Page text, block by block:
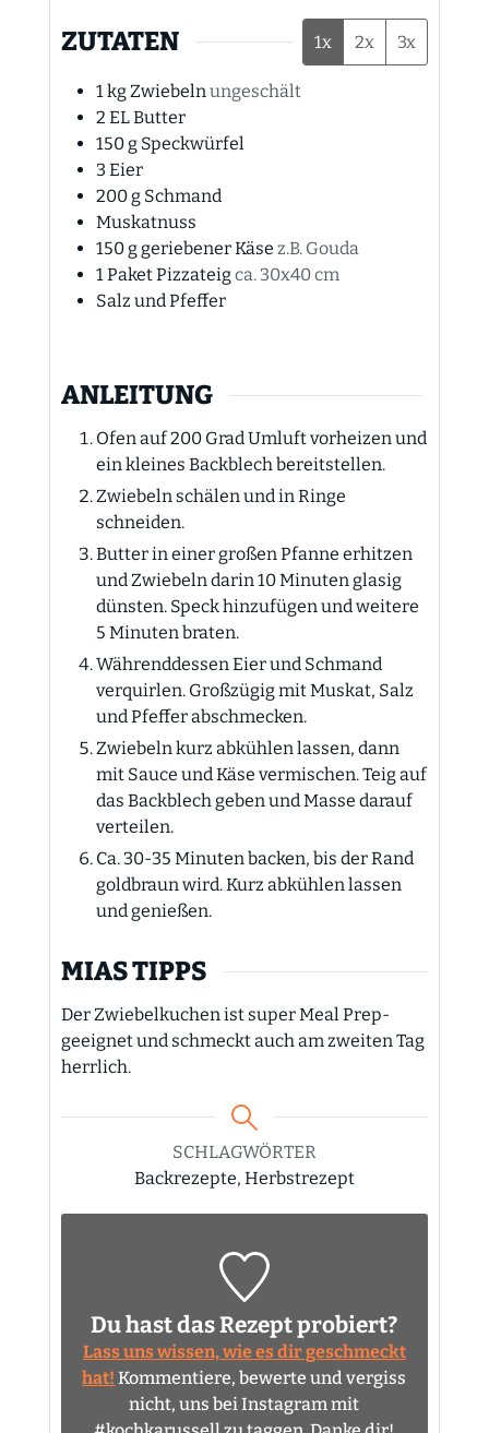
ZUTATEN 1x 2x 3x
1 kg Zwiebeln ungeschält
2 ELButter
150g Speckwürfel
3 Eier
200g Schmand
Muskatnuss
150ggeriebener Käse z.B. Gouda
1 Paket Pizzateigca. 30x40 cm
Salz und Pfeffer
ANLEITUNG
Ofen auf 200 Grad Umluft vorheizen und
ein kleines Backblech bereitstellen.
Zwiebeln schälen und in Ringe
schneiden.
Butter in einer großen Pfanne erhitzen
und Zwiebeln darin 10 Minuten glasig
dünsten. Speck hinzufügen und weitere
5 Minuten braten.
Währenddessen Eier und Schmand
verquirlen. Großzügig mit Muskat, Salz
und Pfeffer abschmecken.
Zwiebeln kurz abkühlen lassen, dann
mit Sauce und Käse vermischen. Teig auf
das Backblech geben und Masse darauf
verteilen.
Ca. 30-35 Minuten backen, bis der Rand
goldbraun wird. Kurz abkühlen lassen
und genießen.
MIAS TIPPS
Der Zwiebelkuchen ist super Meal Prep-
geeignet und schmeckt auch am zweiten Tag
herrlich.
SCHLAGWÖRTER
Backrezepte, Herbstrezept
Du hast das Rezept probiert?
Lass uns wissen, wie es dir geschmeckt
hat! Kommentiere, bewerte und vergiss
nicht, uns bei Instagram mit